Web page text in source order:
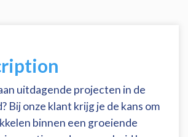
uitdagende projecten in de
Bij onze klant krijg je de kans om
binnen een groeiende